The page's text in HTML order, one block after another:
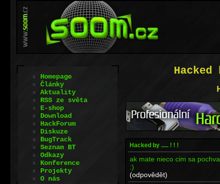
Hacked by ..... ! ! !
ak mate nieco cim sa
:)
(odpovědět)
Homepage
Články
Aktuality
RSS ze světa
E-shop
Download
HackForum
Diskuze
BugTrack
Seznam BT
Odkazy
Konference
Projekty
O nás